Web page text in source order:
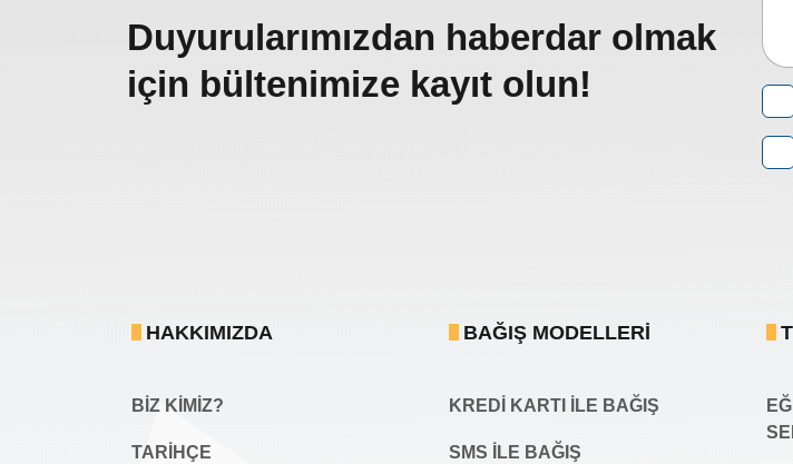
Duyurularımızdan haberdar olmak
için bültenimize kayıt olun!
HAKKIMIZDA
BİZ KİMİZ?
TARİHÇE
BAĞIŞ MODELLERI
KREDİ KARTI İLE BAĞIŞ
SMS İLE BAĞIŞ